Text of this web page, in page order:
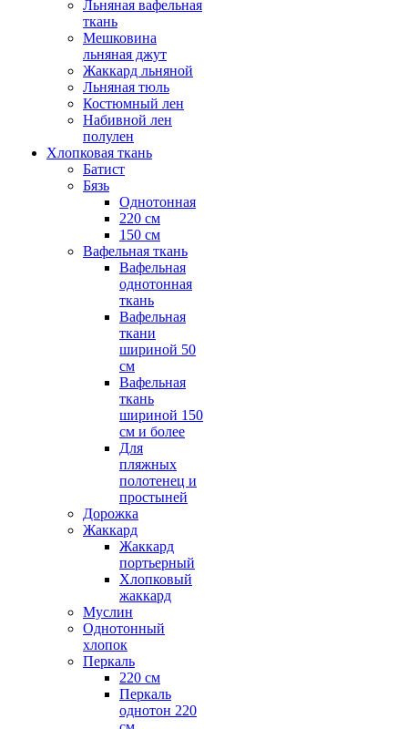
Льняная вафельная
ткань
Мешковина
льняная джут
Жаккард льняной
Льняная тюль
Костюмный лен
Набивной лен
полулен
Хлопковая ткань
Батист
Бязь
Однотонная
220 см
150 см
Вафельная ткань
Вафельная
однотонная
ткань
Вафельная
ткани
шириной 50
см
Вафельная
ткань
шириной 150
см и более
Для
пляжных
полотенец и
простыней
Дорожка
Жаккард
Жаккард
портьерный
Хлопковый
жаккард
Муслин
Однотонный
хлопок
Перкаль
220 см
Перкаль
однотон 220